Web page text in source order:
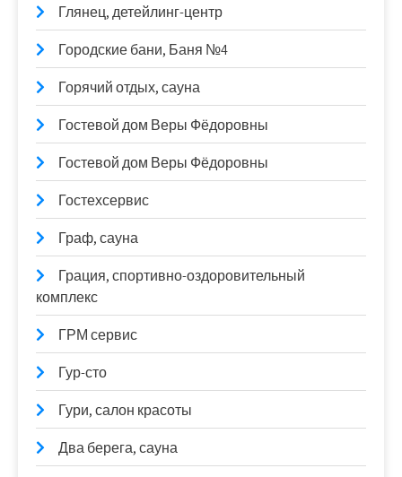
Глянец, детейлинг-центр
Городские бани, Баня №4
Горячий отдых, сауна
Гостевой дом Веры Фёдоровны
Гостевой дом Веры Фёдоровны
Гостехсервис
Граф, сауна
Грация, спортивно-оздоровительный
комплекс
ГРМ сервис
Гур-сто
Гури, салон красоты
Два берега, сауна